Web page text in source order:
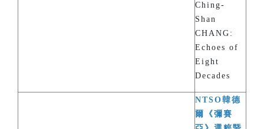
Ching-
Shan
CHANG:
Echoes of
Eight
Decades
NTSO韓德
爾《彌賽